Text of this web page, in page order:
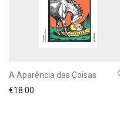
A Aparência das Coisas
€18.00